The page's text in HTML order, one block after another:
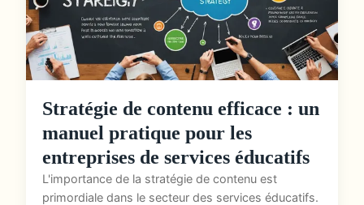
Stratégie de contenu efficace : un
manuel pratique pour les
entreprises de services éducatifs
L'importance de la stratégie de contenu est
primordiale dans le secteur des services éducatifs.